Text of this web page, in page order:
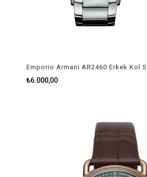
₺6.000,00